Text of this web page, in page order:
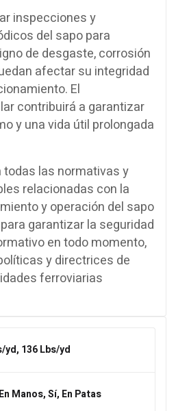
inspecciones y
del sapo para
de desgaste, corrosión
afectar su integridad
El
contribuirá a garantizar
y una vida útil prolongada
todas las normativas y
relacionadas con la
y operación del sapo
para garantizar la seguridad
en todo momento,
y directrices de
ferroviarias
yd, 136 Lbs/yd
Manos, Sí, En Patas